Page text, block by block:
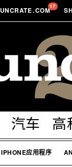
UNCRATE.COM17
汽车 高
IPHONE应用程序